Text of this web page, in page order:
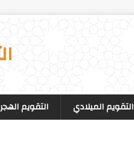
التقويم الميلادي التقويم